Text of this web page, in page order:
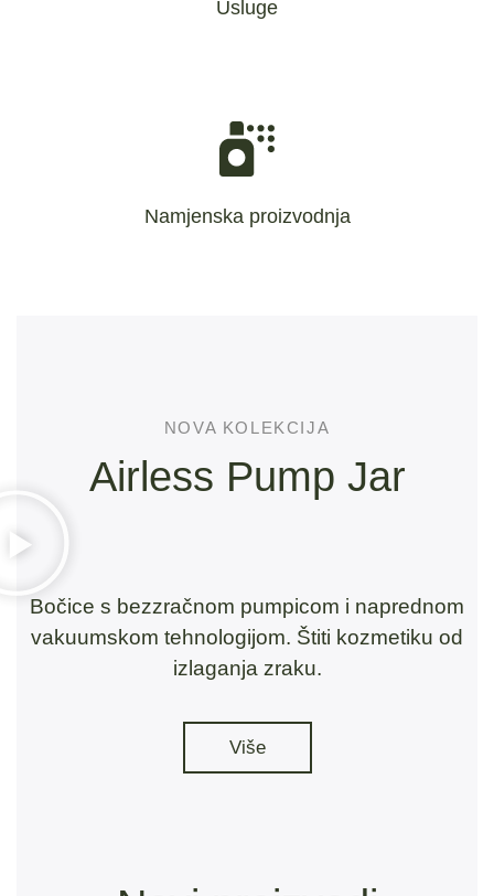
Usluge
Namjenska proizvodnja
inspekcija masovne proizvodnje, otprema, naknadne
usluge
NOVA KOLEKCIJA
Airless Pump Jar
Bočice s bezzračnom pumpicom i naprednom
vakuumskom tehnologijom. Štiti kozmetiku od
izlaganja zraku.
Više